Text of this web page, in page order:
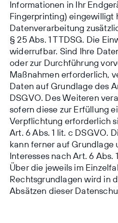
Informationen in Ihr
Fingerprinting) eingewilligt
Datenverarbeitung
§ 25 Abs. 1 TTDSG. Die
widerrufbar. Sind Ihre
oder zur Durchführung
Maßnahmen erforderlich,
Daten auf Grundlage des
DSGVO. Des Weiteren
sofern diese zur Erfüllung
Verpflichtung erforderlich
Art. 6 Abs. 1 lit. c DSGVO.
kann ferner auf Grundlage
Interesses nach Art. 6 Abs.
Über die jeweils im
Rechtsgrundlagen wird in
Absätzen dieser